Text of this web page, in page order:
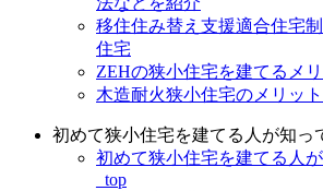
移住住み替え支援適合住宅
住宅
ZEHの狭小住宅を建てるメ
木造耐火狭小住宅のメリッ
初めて狭小住宅を建てる人が知っ
初めて狭小住宅を建てる人
_top